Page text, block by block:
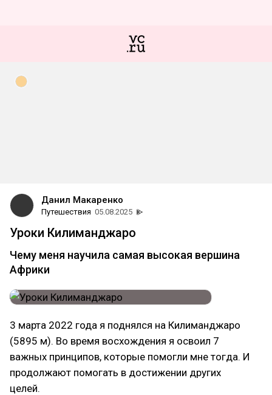
Данил Макаренко
Путешествия 05.08.2025
Уроки Килиманджаро
Чему меня научила самая высокая вершина
Африки
3 марта 2022 года я поднялся на Килиманджаро
(5895 м). Во время восхождения я освоил 7
важных принципов, которые помогли мне тогда. И
продолжают помогать в достижении других
целей.